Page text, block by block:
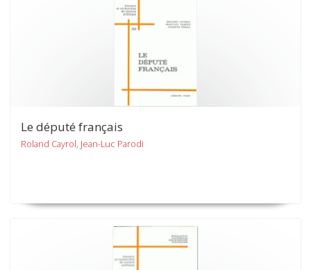
Le député français
Roland Cayrol, Jean-Luc Parodi